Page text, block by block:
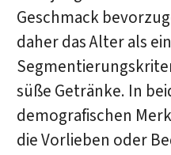
Geschmack
daher das Alter als
süße Getränke. In
demografischen
die Vorlieben oder